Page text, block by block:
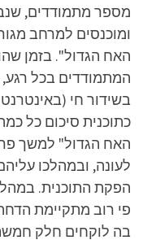
מספר מתמודדים,
ומוכנסים למרחב
האח הגדול". בזמן
המתמודדים בכל
בשידור חי (באינטרנט
כתוכנית סיכום כל
האח הגדול" למשך
לעונה, ובמהלכו
הפקת התוכנית.
פי רוב מתקיימת
בה לוקחים חלק